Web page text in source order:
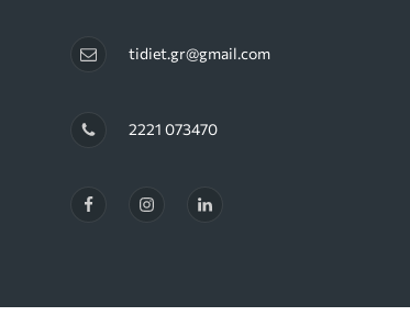
tidiet.gr@gmail.com
2221 073470